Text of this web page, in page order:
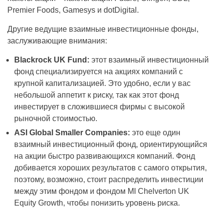
Premier Foods, Gamesys и dotDigital.
Другие ведущие взаимные инвестиционные фонды,
заслуживающие внимания:
Blackrock UK Fund: этот взаимный инвестиционный
фонд специализируется на акциях компаний с
крупной капитализацией. Это удобно, если у вас
небольшой аппетит к риску, так как этот фонд
инвестирует в сложившиеся фирмы с высокой
рыночной стоимостью.
ASI Global Smaller Companies: это еще один
взаимный инвестиционный фонд, ориентирующийся
на акции быстро развивающихся компаний. Фонд
добивается хороших результатов с самого открытия,
поэтому, возможно, стоит распределить инвестиции
между этим фондом и фондом MI Chelverton UK
Equity Growth, чтобы понизить уровень риска.